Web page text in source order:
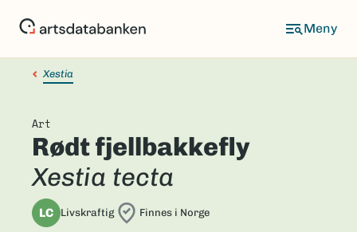
Xestia
Art
Rødt fjellbakkefly
Xestia tecta
LC Livskraftig Finnes i Norge